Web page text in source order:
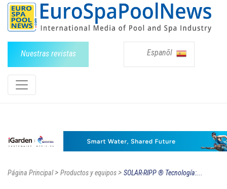
Nuestras revistas Espanõl
Página Principal> Productos y equipos> SOLAR-RIPP ® Tecnología:...